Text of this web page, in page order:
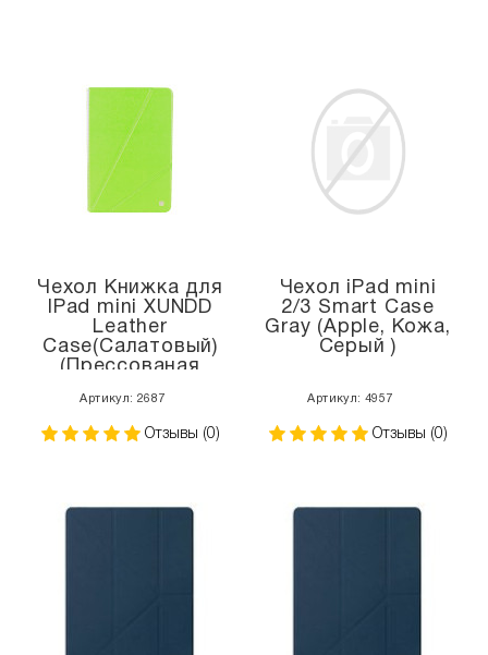
Чехол Книжка для
IPad mini XUNDD
Leather
Case(Салатовый)
(Преcсованая
Артикул: 2687
Отзывы (0)
Чехол iPad mini
2/3 Smart Case
Gray (Apple, Кожа,
Серый )
Артикул: 4957
Отзывы (0)